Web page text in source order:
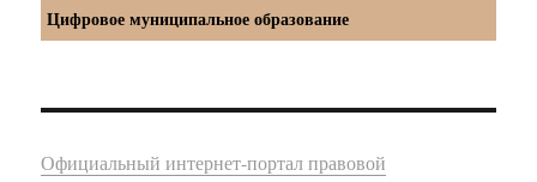
Цифровое муниципальное образование
Официальный интернет-портал правовой